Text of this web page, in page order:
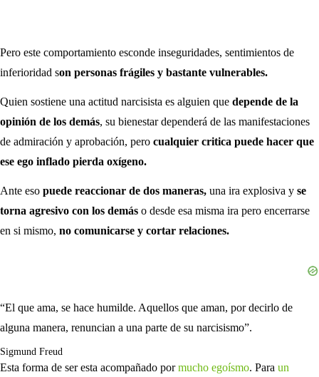
Pero este comportamiento esconde inseguridades, sentimientos de
inferioridad son personas frágiles y bastante vulnerables.
Quien sostiene una actitud narcisista es alguien que depende de la
opinión de los demás, su bienestar dependerá de las manifestaciones
de admiración y aprobación, pero cualquier critica puede hacer que
ese ego inflado pierda oxígeno.
Ante eso puede reaccionar de dos maneras, una ira explosiva y se
torna agresivo con los demás o desde esa misma ira pero encerrarse
en si mismo, no comunicarse y cortar relaciones.
“El que ama, se hace humilde. Aquellos que aman, por decirlo de
alguna manera, renuncian a una parte de su narcisismo”.
Sigmund Freud
Esta forma de ser esta acompañado pormucho egoísmo. Para un